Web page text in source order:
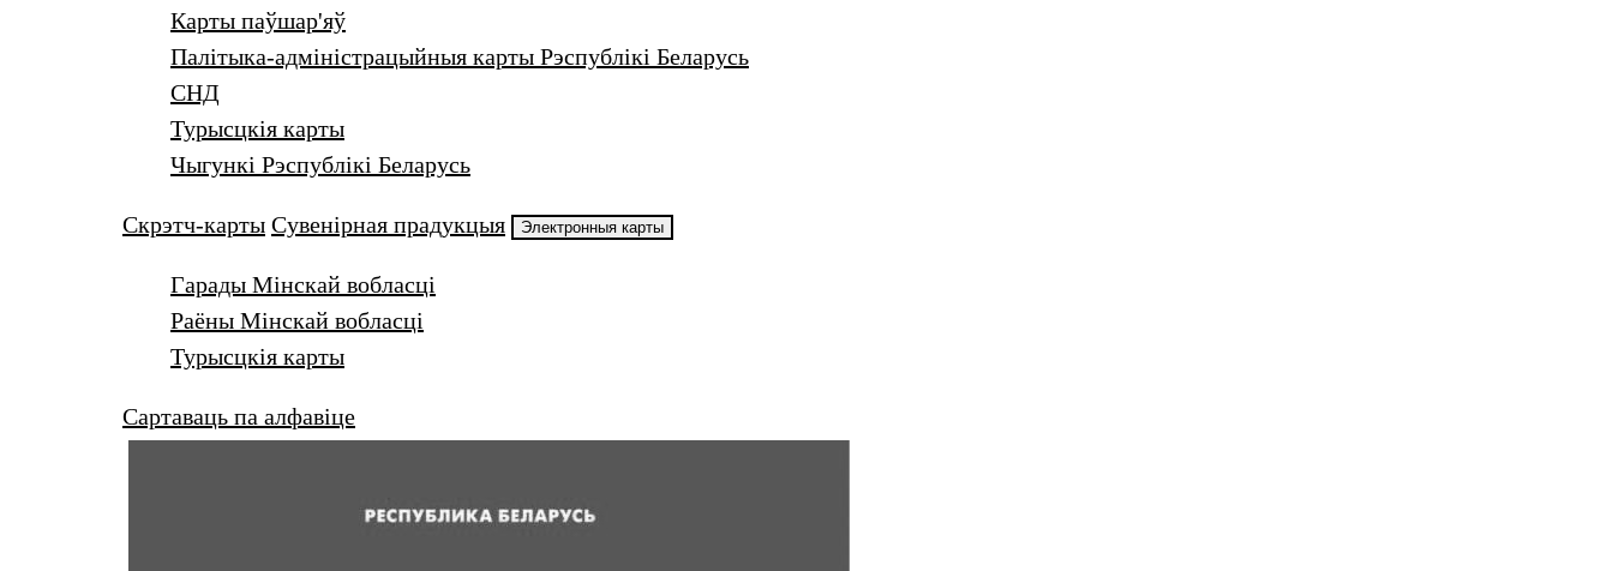
Карты паўшар'яў
Палітыка-адміністрацыйныя карты Рэспублікі Беларусь
СНД
Турысцкiя карты
Чыгункі Рэспублікі Беларусь
Скрэтч-карты Сувенiрная прадукцыя Электронныя карты
Гарады Мінскай вобласці
Раёны Мінскай вобласці
Турысцкія карты
Сартаваць па алфавіце